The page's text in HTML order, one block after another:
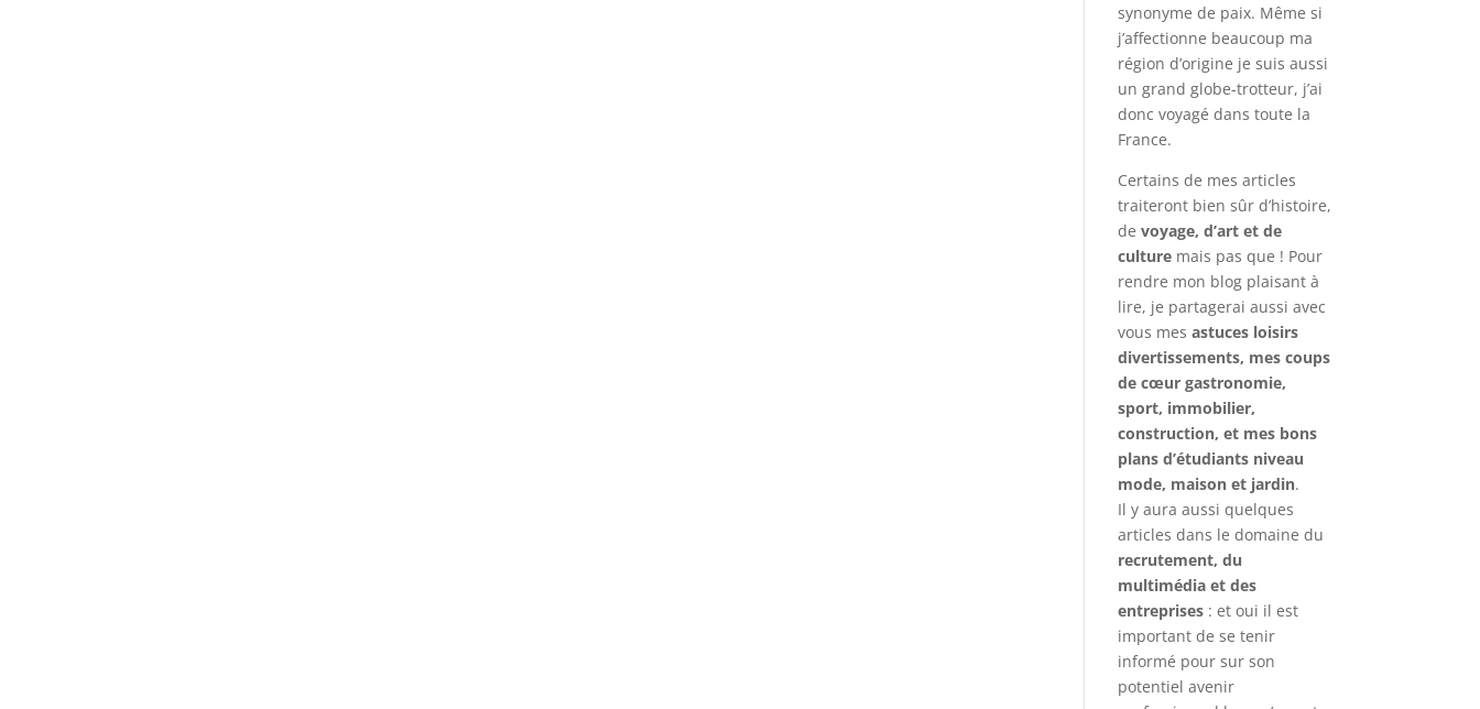
synonyme de paix. Même si
j’affectionne beaucoup ma
région d’origine je suis aussi
un grand globe-trotteur, j’ai
donc voyagé dans toute la
France.
Certains de mes articles
traiteront bien sûr d’histoire,
devoyage, d’art et de
culture mais pas que ! Pour
rendre mon blog plaisant à
lire, je partagerai aussi avec
vous mesastuces loisirs
divertissements, mes coups
de cœur gastronomie,
sport, immobilier,
construction, et mes bons
plans d’étudiants niveau
mode, maison et jardin.
Il y aura aussi quelques
articles dans le domaine du
recrutement, du
multimédia et des
entreprises : et oui il est
important de se tenir
informé pour sur son
potentiel avenir